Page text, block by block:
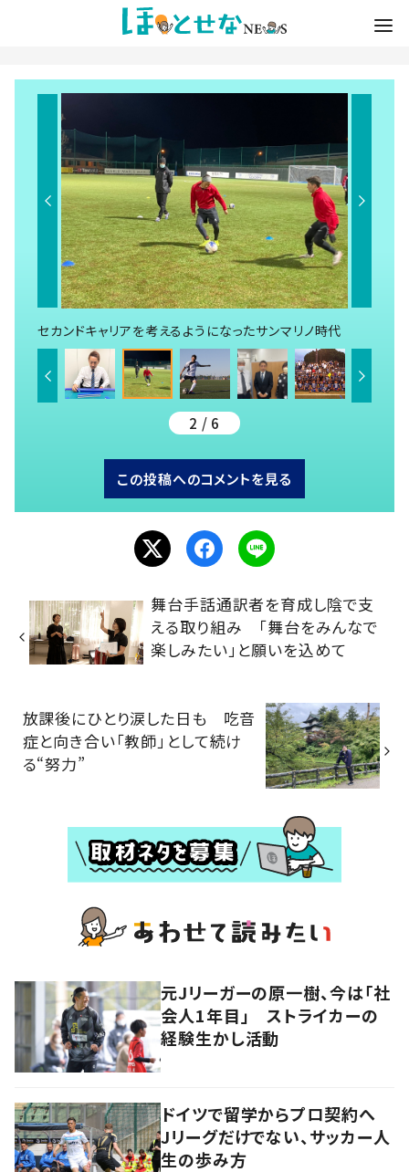
セカンドキャリアを考えるようになったサンマリノ時代
2 / 6
この投稿へのコメントを見る
舞台手話通訳者を育成し陰で支
える取り組み 「舞台をみんなで
楽しみたい」と願いを込めて
放課後にひとり涙した日も 吃音
症と向き合い「教師」として続け
る“努力”
元Jリーガーの原一樹、今は「社
会人1年目」 ストライカーの
経験生かし活動
ドイツで留学からプロ契約へ
Jリーグだけでない、サッカー人
生の歩み方